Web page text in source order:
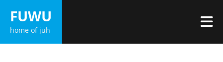
Inhalt
springen
FUWU
home of juh